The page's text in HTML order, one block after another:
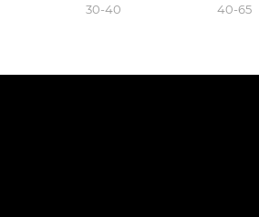
30-40 40-65